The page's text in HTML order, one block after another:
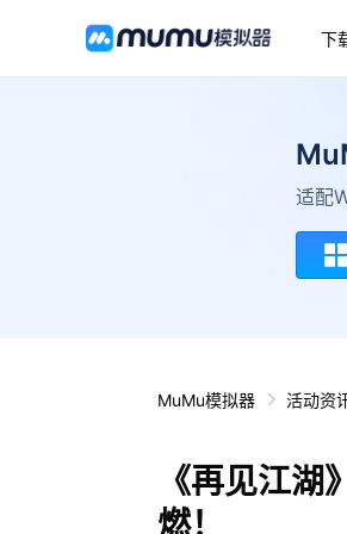
下
适配
MuMu模拟器 活动资
《再见江
燃！